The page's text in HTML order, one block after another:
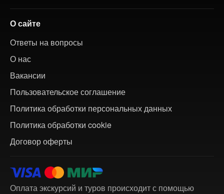
О сайте
Ответы на вопросы
О нас
Вакансии
Пользовательское соглашение
Политика обработки персональных данных
Политика обработки cookie
Договор оферты
Оплата экскурсий и туров происходит с помощью